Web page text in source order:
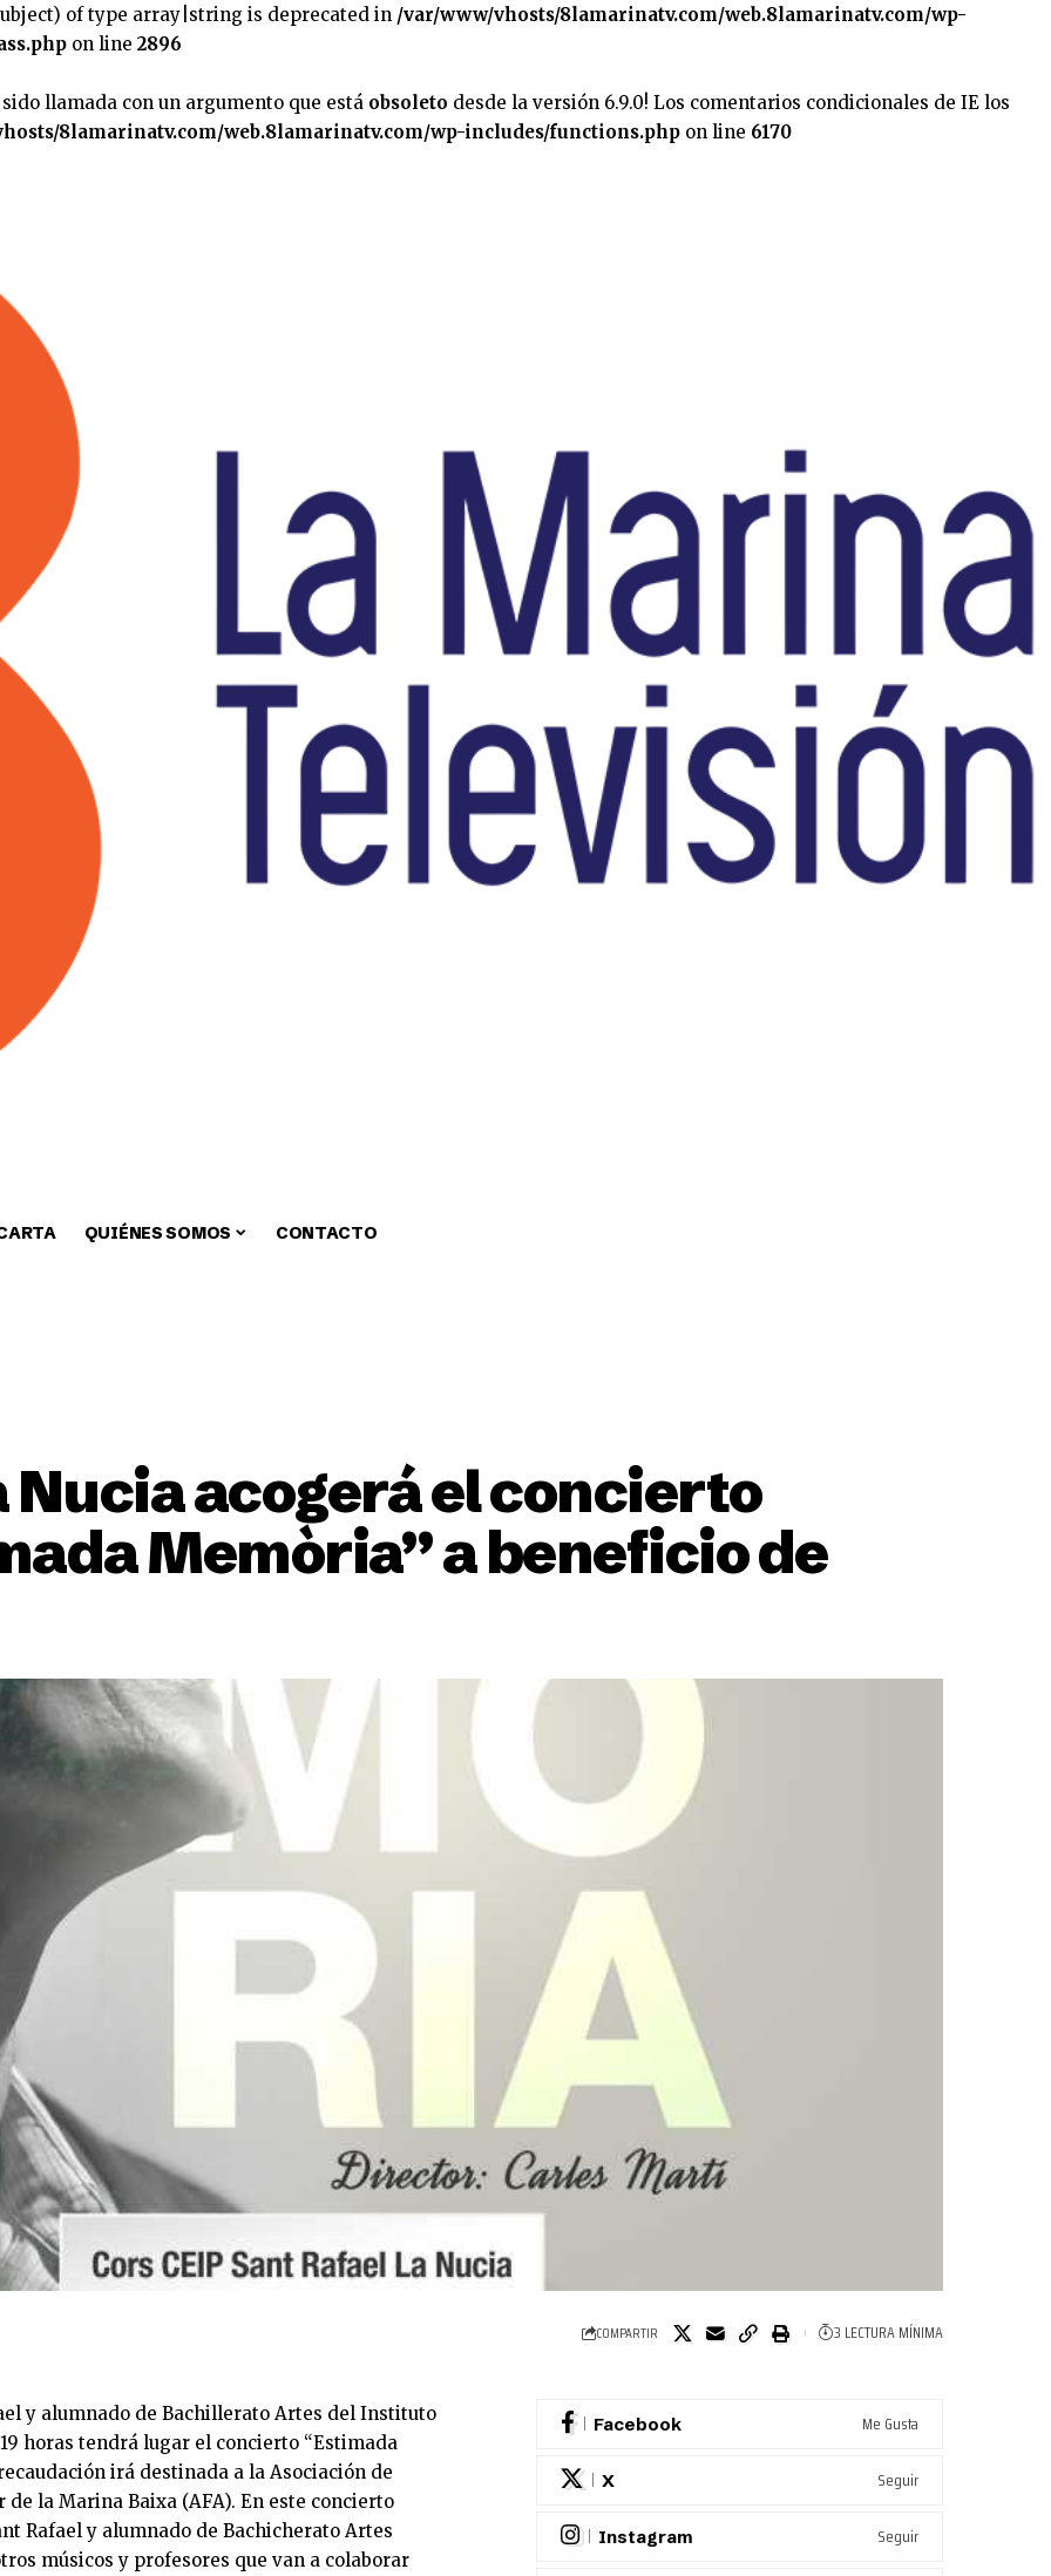
of type array|string is deprecated in /var/www/vhosts/8lamarinatv.com/web.8lamarinatv.com/wp-
on line 2896
llamada con un argumento que está obsoleto desde la versión 6.9.0! Los comentarios condicionales de IE los
8lamarinatv.com/web.8lamarinatv.com/wp-includes/functions.php on line 6170
QUIÉNES SOMOS CONTACTO
Nucia acogerá el concierto
Memòria” a beneficio de
COMPARTIR 3 LECTURA MÍNIMA
y alumnado de Bachillerato Artes del Instituto
horas tendrá lugar el concierto “Estimada
irá destinada a la Asociación de
la Marina Baixa (AFA). En este concierto
Rafael y alumnado de Bachicherato Artes
músicos y profesores que van a colaborar
Facebook Me Gusta
X Seguir
Instagram Seguir